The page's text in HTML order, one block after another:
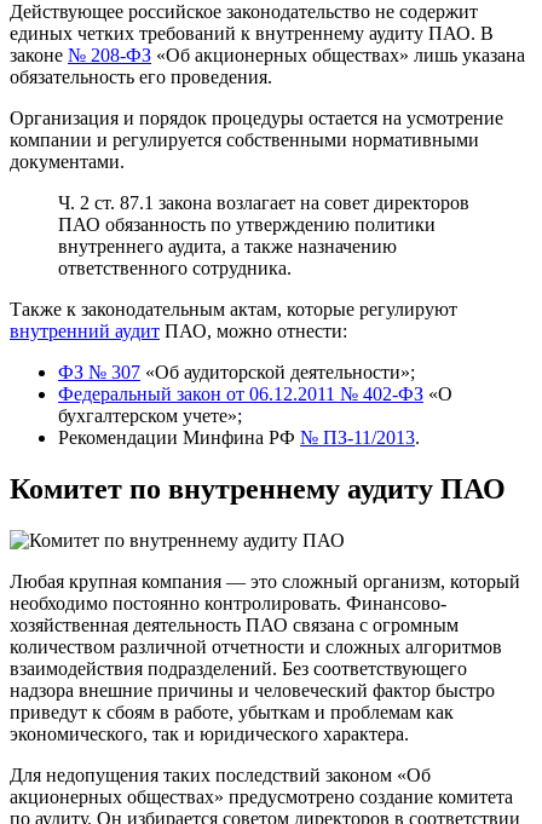
Действующее российское законодательство не содержит
единых четких требований к внутреннему аудиту ПАО. В
законе № 208-ФЗ «Об акционерных обществах» лишь указана
обязательность его проведения.
Организация и порядок процедуры остается на усмотрение
компании и регулируется собственными нормативными
документами.
Ч. 2 ст. 87.1 закона возлагает на совет директоров
ПАО обязанность по утверждению политики
внутреннего аудита, а также назначению
ответственного сотрудника.
Также к законодательным актам, которые регулируют
внутренний аудит ПАО, можно отнести:
ФЗ № 307 «Об аудиторской деятельности»;
Федеральный закон от 06.12.2011 № 402-ФЗ «О
бухгалтерском учете»;
Рекомендации Минфина РФ № ПЗ-11/2013.
Комитет по внутреннему аудиту ПАО
Любая крупная компания — это сложный организм, который
необходимо постоянно контролировать. Финансово-
хозяйственная деятельность ПАО связана с огромным
количеством различной отчетности и сложных алгоритмов
взаимодействия подразделений. Без соответствующего
надзора внешние причины и человеческий фактор быстро
приведут к сбоям в работе, убыткам и проблемам как
экономического, так и юридического характера.
Для недопущения таких последствий законом «Об
акционерных обществах» предусмотрено создание комитета
по аудиту. Он избирается советом директоров в соответствии